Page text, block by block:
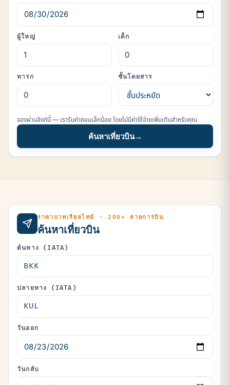
ผู้ใหญ่ เด็ก
ทารก ชั้นโดยสาร
จองผ่านลิงก์นี้ — เรารับค่าคอมเล็กน้อย โดยไม่มีค่าใช้จ่ายเพิ่มเติมสำหรับคุณ
ค้นหาเที่ยวบิน→
ราคาบาทเรียลไทม์ · 200+ สายการบิน
ค้นหาเที่ยวบิน
ต้นทาง (IATA)
ปลายทาง (IATA)
วันออก
วันกลับ